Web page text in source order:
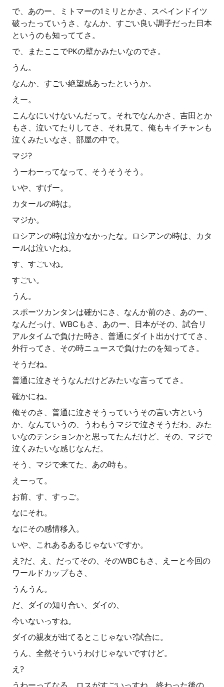
で、あのー、ミトマーの1ミリとかさ、スペインドイツ
破ったっていうさ、なんか、すごい良い調子だった日本
というのも知っててさ。
で、またここでPKの壁かみたいなのでさ。
うん。
なんか、すごい絶望感あったというか。
えー。
こんなにいけないんだって。それでなんかさ、吉田とか
もさ、泣いてたりしてさ、それ見て、俺もキイチャンも
泣くみたいなさ、部屋の中で。
マジ?
うーわーってなって、そうそうそう。
いや、すげー。
カタールの時は。
マジか。
ロシアンの時は泣かなかったな。ロシアンの時は、カタ
ールは泣いたね。
す、すごいね。
すごい。
うん。
スポーツカンタンは確かにさ、なんか前のさ、あのー、
なんだっけ、WBCもさ、あのー、日本がその、試合リ
アルタイムで負けた時さ、普通にダイト出かけててさ、
外行ってさ、その時ニュースで負けたのを知ってさ。
そうだね。
普通に泣きそうなんだけどみたいな言っててさ。
確かにね。
俺そのさ、普通に泣きそうっていうその言い方という
か、なんていうの、うわもうマジで泣きそうだわ、みた
いなのテンションかと思ってたんだけど、その、マジで
泣くみたいな感じなんだ。
そう、マジで来てた、あの時も。
えーって。
お前、す、すっご。
なにそれ。
なにその感情移入。
いや、これあるあるじゃないですか。
え?だ、え、だってその、そのWBCもさ、えーと今回の
ワールドカップもさ、
うんうん。
だ、ダイの知り合い、ダイの、
今いないっすね。
ダイの親友が出てるとこじゃない?試合に。
うん、全然そういうわけじゃないですけど。
え?